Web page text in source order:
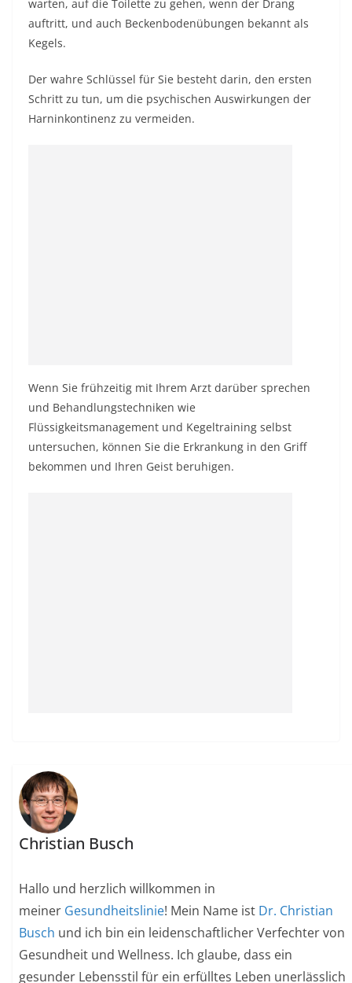
warten, auf die Toilette zu gehen, wenn der Drang
auftritt, und auch Beckenbodenübungen bekannt als
Kegels.
Der wahre Schlüssel für Sie besteht darin, den ersten
Schritt zu tun, um die psychischen Auswirkungen der
Harninkontinenz zu vermeiden.
Wenn Sie frühzeitig mit Ihrem Arzt darüber sprechen
und Behandlungstechniken wie
Flüssigkeitsmanagement und Kegeltraining selbst
untersuchen, können Sie die Erkrankung in den Griff
bekommen und Ihren Geist beruhigen.
Christian Busch
Hallo und herzlich willkommen in
meiner Gesundheitslinie! Mein Name ist Dr. Christian
Busch und ich bin ein leidenschaftlicher Verfechter von
Gesundheit und Wellness. Ich glaube, dass ein
gesunder Lebensstil für ein erfülltes Leben unerlässlich